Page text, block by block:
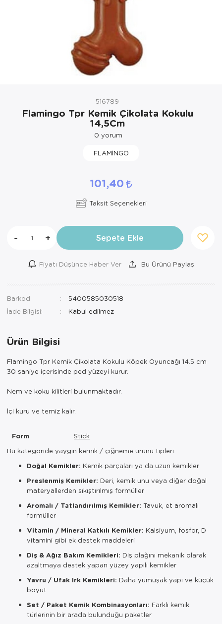
516789
Flamingo Tpr Kemik Çikolata Kokulu
14,5Cm
0 yorum
FLAMİNGO
101,40
Taksit Seçenekleri
- + Sepete Ekle
Fiyatı Düşünce Haber Ver Bu Ürünü Paylaş
Barkod
5400585030518
İade Bilgisi:
Ürün Bilgisi
Flamingo Tpr Kemik Çikolata Kokulu Köpek Oyuncağı 14.5 cm
30 saniye içerisinde ped yüzeyi kurur.
Nem ve koku kilitleri bulunmaktadır.
İçi kuru ve temiz kalır.
Form
Stick
Bu kategoride yaygın kemik / çiğneme ürünü tipleri:
Doğal Kemikler: Kemik parçaları ya da uzun kemikler
Preslenmiş Kemikler: Deri, kemik unu veya diğer doğal
materyallerden sıkıştırılmış formüller
Aromalı / Tatlandırılmış Kemikler: Tavuk, et aromalı
formüller
Vitamin / Mineral Katkılı Kemikler: Kalsiyum, fosfor, D
vitamini gibi ek destek maddeleri
Diş & Ağız Bakım Kemikleri: Diş plağını mekanik olarak
azaltmaya destek yapan yüzey yapılı kemikler
Yavru / Ufak Irk Kemikleri: Daha yumuşak yapı ve küçük
boyut
Set / Paket Kemik Kombinasyonları: Farklı kemik
türlerinin bir arada bulunduğu paketler